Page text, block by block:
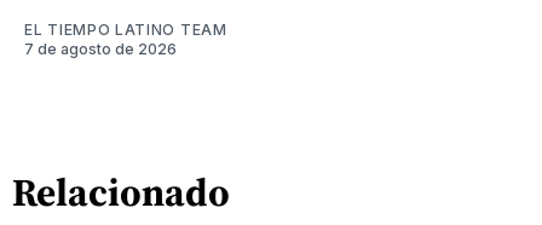
EL TIEMPO LATINO TEAM
7 de agosto de 2026
Relacionado